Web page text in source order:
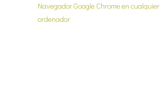
Navegador Google Chrome en cualquier
ordenador